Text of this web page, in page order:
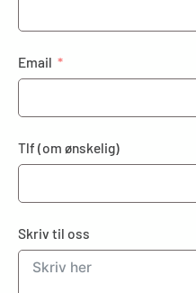
Email
Tlf (om ønskelig)
Skriv til oss